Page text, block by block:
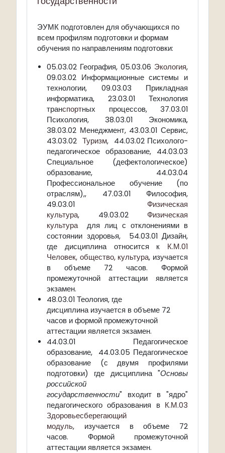
ЭУМК подготовлен для обучающихся по
всем профилям подготовки и формам
обучения по направлениям подготовки:
05.03.02 География, 05.03.06 Экология,
09.03.02 Информационные системы и
технологии, 09.03.03 Прикладная
информатика, 23.03.01 Технология
транспортных процессов, 37.03.01
Психология, 38.03.01 Экономика,
38.03.02 Менеджмент, 43.03.01 Сервис,
43.03.02 Туризм, 44.03.02 Психолого-
педагогическое образование, 44.03.03
Специальное (дефектологическое)
образование, 44.03.04
Профессиональное обучение (по
отраслям),, 47.03.01 Философия,
49.03.01 Физическая
культура, 49.03.02 Физическая
культурадля лиц с отклонениями в
состоянии здоровья, 54.03.01 Дизайн,
где дисциплина относится к К.М.01
Человек, общество, культура, изучается
в объеме 72 часов. Формой
промежуточной аттестации является
экзамен.
48.03.01 Теология, где
дисциплина изучается в объеме 72
часов и формой промежуточной
аттестации является экзамен.
44.03.01 Педагогическое
образование, 44.03.05 Педагогическое
образование (с двумя профилями
подготовки) где дисциплина "Основы
российской
государственности" входит в "ядро"
педагогического образования в К.М.03
Здоровьесберегающий
модуль, изучается в объеме 72
часов. Формой промежуточной
аттестации является экзамен.